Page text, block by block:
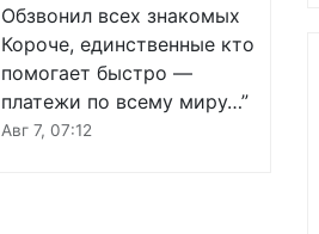
Обзвонил всех знакомых
Короче, единственные кто
помогает быстро —
платежи по всему миру…”
Авг 7, 07:12